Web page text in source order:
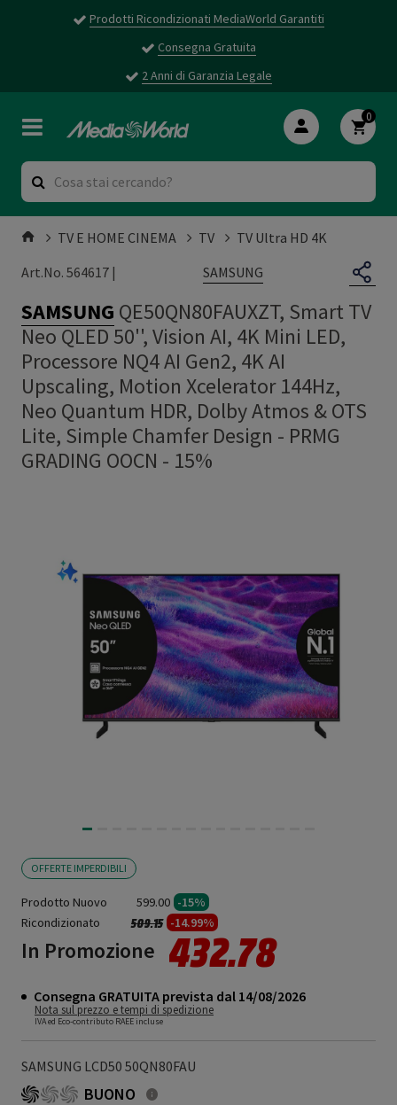
Prodotti Ricondizionati MediaWorld Garantiti
Consegna Gratuita
2 Anni di Garanzia Legale
0
TV E HOME CINEMA TV
TV Ultra HD 4K
Art.No. 564617 |
SAMSUNG
SAMSUNG QE50QN80FAUXZT, Smart TV
Neo QLED 50'', Vision AI, 4K Mini LED,
Processore NQ4 AI Gen2, 4K AI
Upscaling, Motion Xcelerator 144Hz,
Neo Quantum HDR, Dolby Atmos & OTS
Lite, Simple Chamfer Design - PRMG
GRADING OOCN - 15%
OFFERTE IMPERDIBILI
Prodotto Nuovo 599.00 -15%
Ricondizionato
Prezzo ridotto da
509.15a -14.99%
In Promozione 432.78
Consegna GRATUITA prevista dal 14/08/2026
Nota sul prezzo e tempi di spedizione
IVA ed Eco-contributo RAEE incluse
SAMSUNG LCD50 50QN80FAU
BUONO